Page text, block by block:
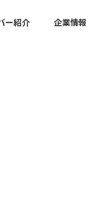
ー紹介 企業情報